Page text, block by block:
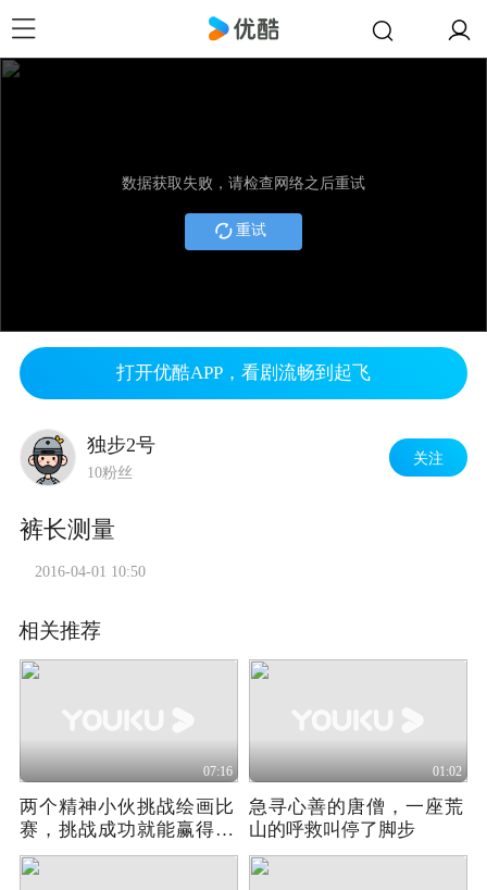
数据获取失败，请检查网络之后重试
重试
打开优酷APP，看剧流畅到起飞
独步2号
10粉丝
关注
裤长测量
2016-04-01 10:50
相关推荐
07:16
两个精神小伙挑战绘画比
赛，挑战成功就能赢得大
奖
01:02
急寻心善的唐僧，一座荒
山的呼救叫停了脚步